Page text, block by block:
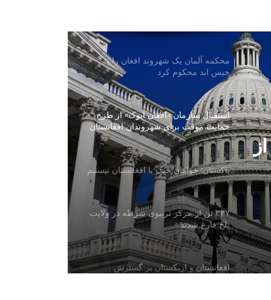
محکمه آلمان یک شهروند افغان را به
حبس ابد محکوم کرد
استقبال سازمان «افغان ایوک» از طرح
حمایت موقت برای شهروندان افغانستان
در امریکا
پاکستان: خواهان جنگ با افغانستان نیستیم
۳۳۷ تن از مرکز تربیوی شرطه در ولایت
بلخ فارغ شدند
افغانستان و ازبکستان بر گسترش